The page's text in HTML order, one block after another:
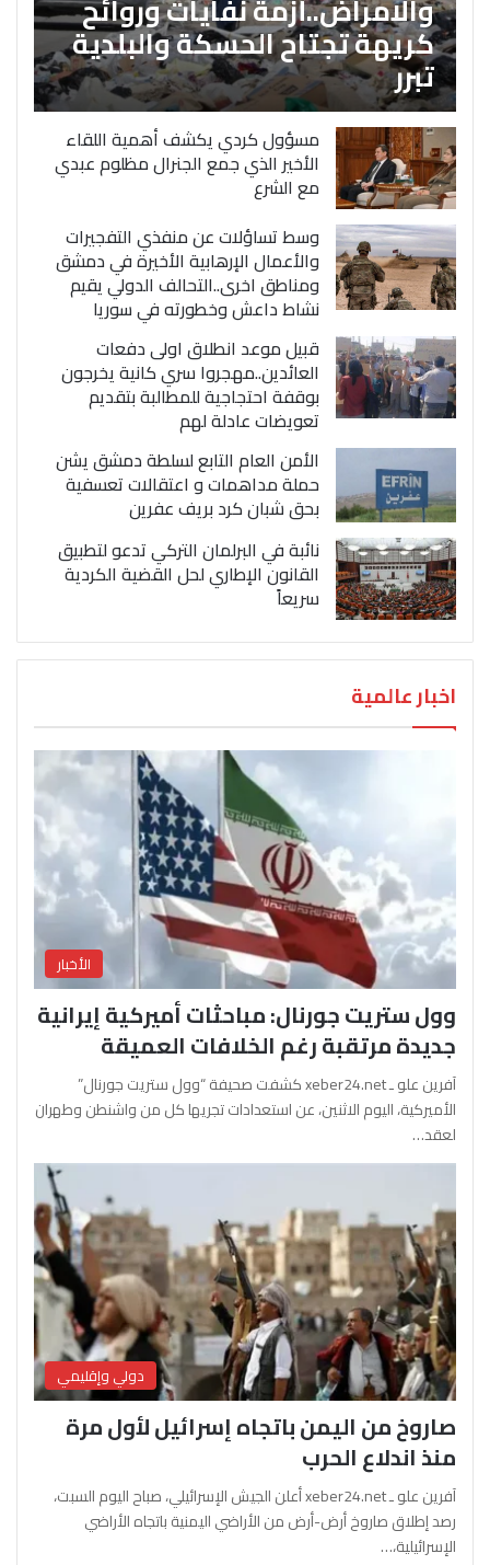
كريهة تجتاح الحسكة والبلدية
تبرر
مسؤول كردي يكشف أهمية اللقاء
الأخير الذي جمع الجنرال مظلوم عبدي
مع الشرع
وسط تساؤلات عن منفذي التفجيرات
والأعمال الإرهابية الأخيرة في دمشق
ومناطق اخرى..التحالف الدولي يقيم
نشاط داعش وخطورته في سوريا
قبيل موعد انطلاق اولى دفعات
العائدين..مهجروا سري كانية يخرجون
بوقفة احتجاجية للمطالبة بتقديم
تعويضات عادلة لهم
الأمن العام التابع لسلطة دمشق يشن
حملة مداهمات و اعتقالات تعسفية
بحق شبان كرد بريف عفرين
نائبة في البرلمان التركي تدعو لتطبيق
القانون الإطاري لحل القضية الكردية
سريعاً
اخبار عالمية
الأخبار
وول ستريت جورنال: مباحثات أميركية إيرانية
جديدة مرتقبة رغم الخلافات العميقة
آفرين علو ـ xeber24.net كشفت صحيفة “وول ستريت جورنال”
الأميركية، اليوم الاثنين، عن استعدادات تجريها كل من واشنطن وطهران
لعقد…
دولي وإقليمي
صاروخ من اليمن باتجاه إسرائيل لأول مرة
منذ اندلاع الحرب
آفرين علو ـ xeber24.net أعلن الجيش الإسرائيلي، صباح اليوم السبت،
رصد إطلاق صاروخ أرض-أرض من الأراضي اليمنية باتجاه الأراضي
الإسرائيلية،…